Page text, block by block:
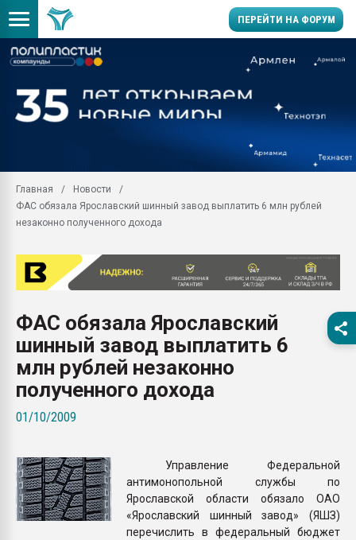
ПЕРЕЙТИ НА ФОРУМ
производство SPC
заводу пластмасс"
28.07.2026
первый план в
28.07.2026
ситуацией на
Главная
Новости
ФАС обязала Ярославский шинный завод выплатить 6 млн рублей
незаконно полученного дохода
ФАС обязала Ярославский
шинный завод выплатить 6
млн рублей незаконно
полученного дохода
01/10/2009
Управление Федеральной
антимонопольной службы по
Ярославской области обязало ОАО
«Ярославский шинный завод» (ЯШЗ)
перечислить в федеральный бюджет